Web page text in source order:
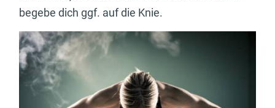
begebe dich ggf. auf die Knie.